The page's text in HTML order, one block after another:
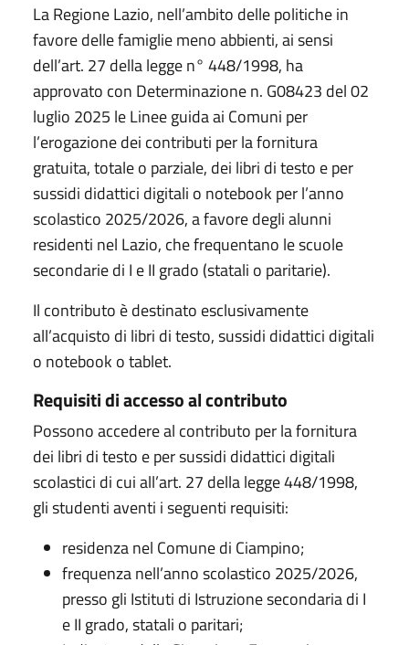
La Regione Lazio, nell’ambito delle politiche in
favore delle famiglie meno abbienti, ai sensi
dell’art. 27 della legge n° 448/1998, ha
approvato con Determinazione n. G08423 del 02
luglio 2025 le Linee guida ai Comuni per
l’erogazione dei contributi per la fornitura
gratuita, totale o parziale, dei libri di testo e per
sussidi didattici digitali o notebook per l’anno
scolastico 2025/2026, a favore degli alunni
residenti nel Lazio, che frequentano le scuole
secondarie di I e II grado (statali o paritarie).
Il contributo è destinato esclusivamente
all’acquisto di libri di testo, sussidi didattici digitali
o notebook o tablet.
Requisiti di accesso al contributo
Possono accedere al contributo per la fornitura
dei libri di testo e per sussidi didattici digitali
scolastici di cui all’art. 27 della legge 448/1998,
gli studenti aventi i seguenti requisiti:
residenza nel Comune di Ciampino;
frequenza nell’anno scolastico 2025/2026,
presso gli Istituti di Istruzione secondaria di I
e II grado, statali o paritari;